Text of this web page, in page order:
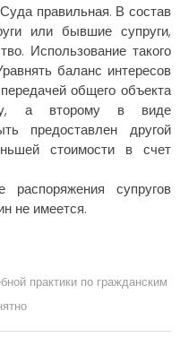
правильная. В состав
или бывшие супруги,
Использование такого
баланс интересов
общего объекта
а второму в виде
предоставлен другой
стоимости в счет
распоряжения супругов
не имеется.
практики по гражданским